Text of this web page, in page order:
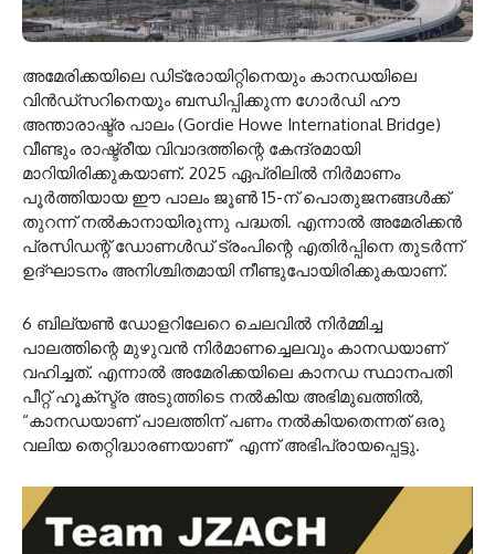
അമേരിക്കയിലെ ഡിട്രോയിറ്റിനെയും കാനഡയിലെ
വിൻഡ്സറിനെയും ബന്ധിപ്പിക്കുന്ന ഗോർഡി ഹൗ
അന്താരാഷ്ട്ര പാലം (Gordie Howe International Bridge)
വീണ്ടും രാഷ്ട്രീയ വിവാദത്തിന്റെ കേന്ദ്രമായി
മാറിയിരിക്കുകയാണ്. 2025 ഏപ്രിലിൽ നിർമാണം
പൂർത്തിയായ ഈ പാലം ജൂൺ 15-ന് പൊതുജനങ്ങൾക്ക്
തുറന്ന് നൽകാനായിരുന്നു പദ്ധതി. എന്നാൽ അമേരിക്കൻ
പ്രസിഡന്റ് ഡോണൾഡ് ട്രംപിന്റെ എതിർപ്പിനെ തുടർന്ന്
ഉദ്ഘാടനം അനിശ്ചിതമായി നീണ്ടുപോയിരിക്കുകയാണ്.
6 ബില്യൺ ഡോളറിലേറെ ചെലവിൽ നിർമ്മിച്ച
പാലത്തിന്റെ മുഴുവൻ നിർമാണച്ചെലവും കാനഡയാണ്
വഹിച്ചത്. എന്നാൽ അമേരിക്കയിലെ കാനഡ സ്ഥാനപതി
പീറ്റ് ഹൂക്സ്ട്ര അടുത്തിടെ നൽകിയ അഭിമുഖത്തിൽ,
“കാനഡയാണ് പാലത്തിന് പണം നൽകിയതെന്നത് ഒരു
വലിയ തെറ്റിദ്ധാരണയാണ്” എന്ന് അഭിപ്രായപ്പെട്ടു.